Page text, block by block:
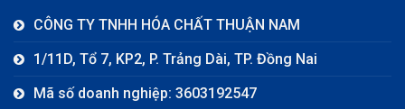
CÔNG TY TNHH HÓA CHẤT THUẬN NAM
1/11D, Tổ 7, KP2, P. Trảng Dài, TP. Đồng Nai
Mã số doanh nghiệp: 3603192547